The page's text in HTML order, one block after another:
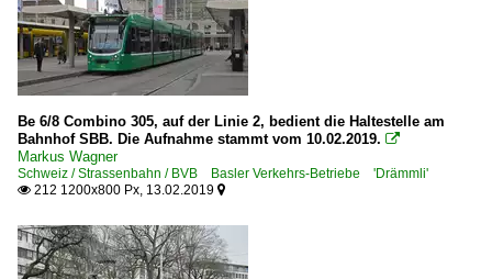
Be 6/8 Combino 305, auf der Linie 2, bedient die Haltestelle am
Bahnhof SBB. Die Aufnahme stammt vom 10.02.2019. 
Markus Wagner
Schweiz / Strassenbahn / BVB Basler Verkehrs-Betriebe 'Drämmli'
 212 1200x800 Px, 13.02.2019 